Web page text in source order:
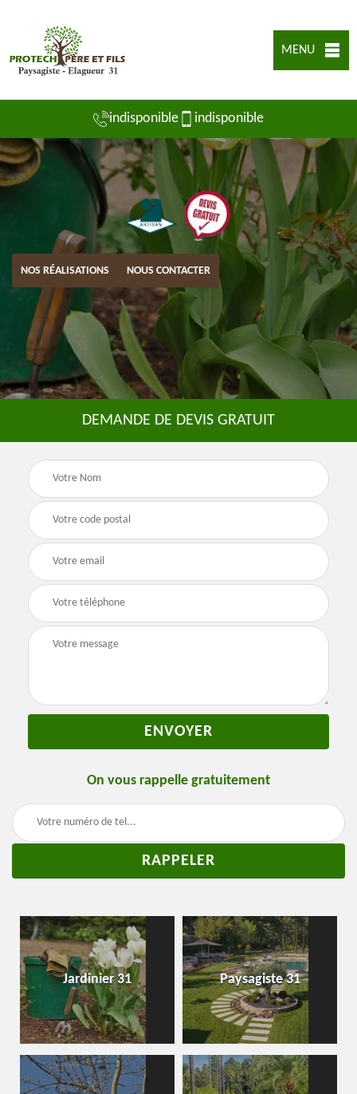
MENU
indisponible indisponible
NOS RÉALISATIONS NOUS CONTACTER
DEMANDE DE DEVIS GRATUIT
On vous rappelle gratuitement
Jardinier 31 Paysagiste 31